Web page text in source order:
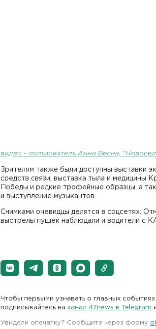
видео - пользователь Анна Весна,
Зрителям также были доступны выставки
средств связи, выставка тыла и медицины
Победы и редкие трофейные образцы, а
и выступление музыкантов.
Снимками очевидцы делятся в соцсетях.
выстрелы пушек наблюдали и водители с
Чтобы первыми узнавать о главных
подписывайтесь на канал 47news в Telegram
Увидели опечатку? Сообщите через форму